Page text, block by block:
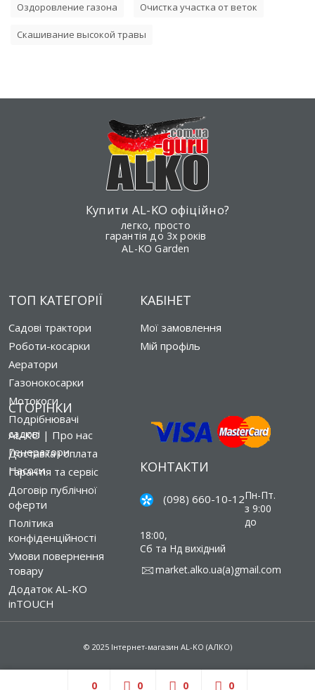
Оздоровление газона Очистка участка от веток
Скашивание высокой травы
Купити AL-KO офіційно?
легко, просто
гарантія до 3х років
AL-KO Garden
ТОП КАТЕГОРІЇ
Садові трактори
Роботи-косарки
Аератори
Газонокосарки
Мотокоси
Подрібнювачі
садові
Генератори
Насоси
СТОРІНКИ
AL-KO | Про нас
Доставка і оплата
Гарантія та сервіс
Договір публічної
оферти
Політика
конфіденційності
Умови повернення
товару
Додаток AL-KO
inTOUCH
КАБІНЕТ
Мої замовлення
Мій профіль
КОНТАКТИ
(098) 660-10-12Пн-Пт.
з 9:00
до
18:00,
Сб та Нд вихідний
market.alko.ua(a)gmail.com
© 2025 Інтернет-магазин AL-KO (АЛКО)
0 0 0 0